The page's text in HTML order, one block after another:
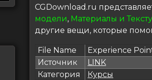
CGDownload.ru
модели, Материалы и
другие вещи, которые
File Name
Experience
Источник
LINK
Категория
Курсы